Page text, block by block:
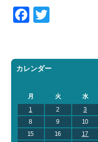
Facebook
カレンダー
月
火 水
1
2 3
8
9 10
15
16 17